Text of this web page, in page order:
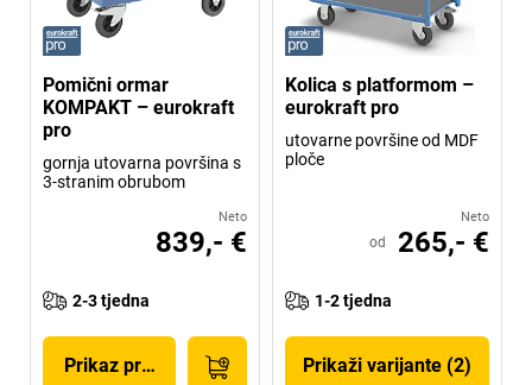
Pomični ormar
KOMPAKT – eurokraft
pro
gornja utovarna površina s
3-stranim obrubom
Neto
839,- €
2-3 tjedna
Prikaz proizvoda
Kolica s platformom –
eurokraft pro
utovarne površine od MDF
ploče
Neto
od 265,- €
1-2 tjedna
Prikaži varijante (2)